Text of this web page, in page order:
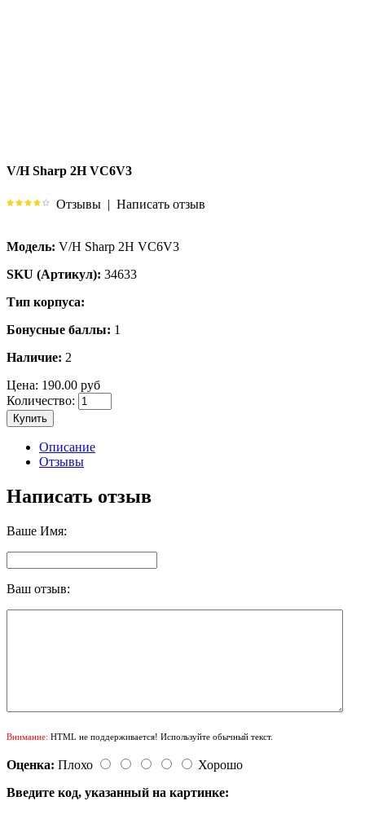
V/H Sharp 2H VC6V3
Отзывы | Написать отзыв
Модель: V/H Sharp 2H VC6V3
SKU (Артикул): 34633
Тип корпуса:
Бонусные баллы: 1
Наличие: 2
Цена: 190.00 руб
Количество:
Купить
Описание
Отзывы
Написать отзыв
Ваше Имя:
Ваш отзыв:
Внимание: HTML не поддерживается! Используйте обычный текст.
Оценка: Плохо
Хорошо
Введите код, указанный на картинке: